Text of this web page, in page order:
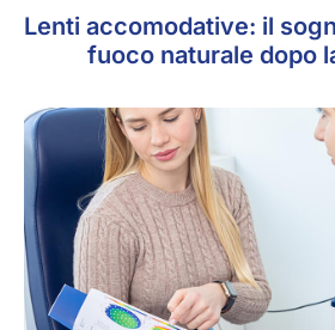
Lenti accomodative: il
fuoco naturale dopo